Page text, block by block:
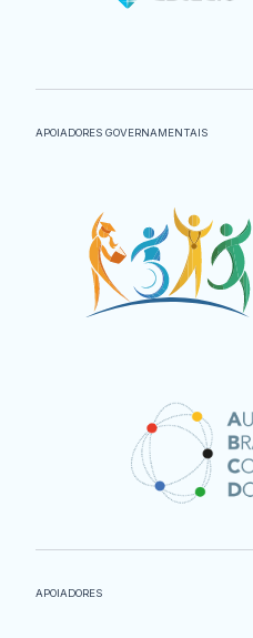
APOIADORES GOVERNAMENTAIS
APOIADORES